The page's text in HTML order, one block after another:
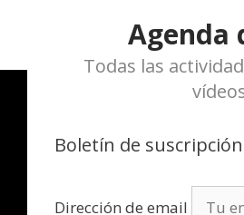
Agenda
Todas las
Boletín de
Dirección de email